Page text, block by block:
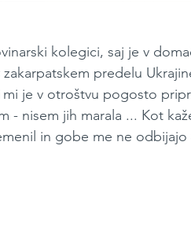
kolegici, saj je v
predelu
je v otroštvu pogosto
- nisem jih marala ... Kot
in gobe me ne odbijajo